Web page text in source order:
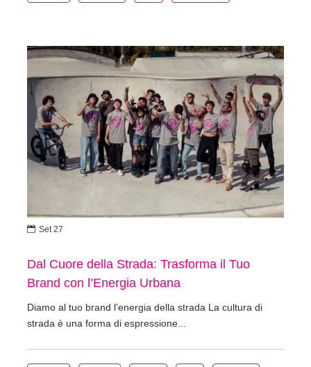
Dal Cuore della Strada: Trasforma il Tuo
Brand con l’Energia Urbana
Diamo al tuo brand l’energia della strada La cultura di
strada è una forma di espressione...
 Set 27